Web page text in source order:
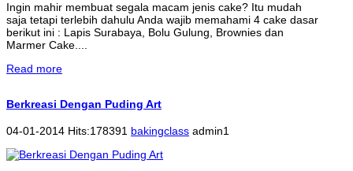
Ingin mahir membuat segala macam jenis cake? Itu mudah
saja tetapi terlebih dahulu Anda wajib memahami 4 cake dasar
berikut ini : Lapis Surabaya, Bolu Gulung, Brownies dan
Marmer Cake....
Read more
Berkreasi Dengan Puding Art
04-01-2014 Hits:178391 bakingclass admin1